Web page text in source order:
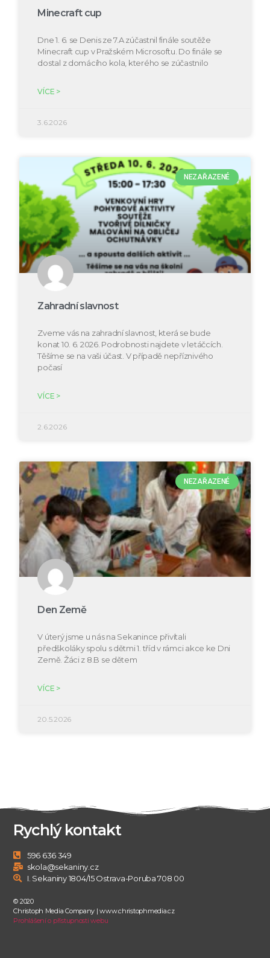
Minecraft cup
Dne 1. 6. se Denis ze 7.A zúčastnil finále soutěže
Minecraft cup v Pražském Microsoftu. Do finále se
dostal z domácího kola, kterého se zúčastnilo
VÍCE >
3.6.2026
NEZAŘAZENÉ
Zahradní slavnost
Zveme vás na zahradní slavnost, která se bude
konat 10. 6. 2026. Podrobnosti najdete v letáčcích.
Těšíme se na vaši účast. V případě nepříznivého
počasí
VÍCE >
2.6.2026
NEZAŘAZENÉ
Den Země
V úterý jsme u nás na Sekanince přivítali
předškoláky spolu s dětmi 1. tříd v rámci akce ke Dni
Země. Žáci z 8.B se dětem
VÍCE >
20.5.2026
Rychlý kontakt
596 636 349
skola@sekaniny.cz
I. Sekaniny 1804/15 Ostrava-Poruba 708 00
© 2020
Christoph Media Company | www.christophmedia.cz
Prohlášení o přístupnosti webu